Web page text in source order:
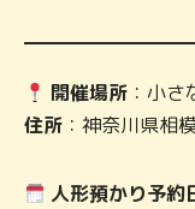
開催場所 ：小
住所 ：神奈川県相
人形預かり予約